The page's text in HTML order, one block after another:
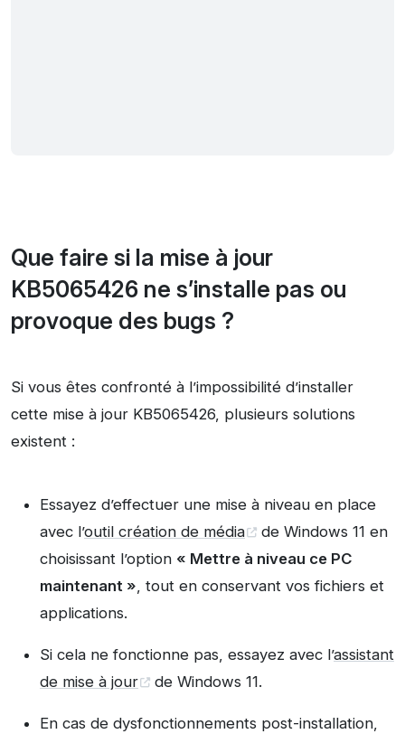
Que faire si la mise à jour
KB5065426 ne s’installe pas ou
provoque des bugs ?
Si vous êtes confronté à l’impossibilité d’installer
cette mise à jour KB5065426, plusieurs solutions
existent :
Essayez d’effectuer une mise à niveau en place
avec l’outil création de média
de Windows 11 en
choisissant l’option « Mettre à niveau ce PC
maintenant », tout en conservant vos fichiers et
applications.
Si cela ne fonctionne pas, essayez avec l’assistant
de mise à jour
de Windows 11.
En cas de dysfonctionnements post-installation,